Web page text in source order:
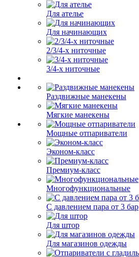
Для ателье
Для начинающих
2/3/4-х ниточные
3/4-х ниточные
Раздвижные манекены
Мягкие манекены
Мощные отпариватели
Эконом-класс
Премиум-класс
Многофункциональные
С давлением пара от 3 бар
Для штор
Для магазинов одежды